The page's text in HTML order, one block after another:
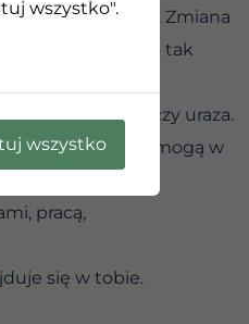
z zewnątrz. Zmiana
to, czego tak
strach, rozpacz czy uraza.
i zrozumiemy, mogą w
pracą,
się w tobie.
wszystko".
wszystko